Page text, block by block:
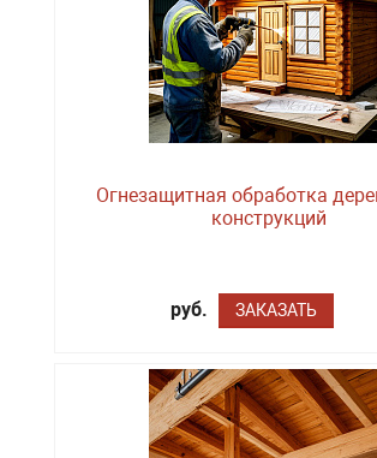
Огнезащитная обработка
конструкций
руб. ЗАКАЗАТЬ